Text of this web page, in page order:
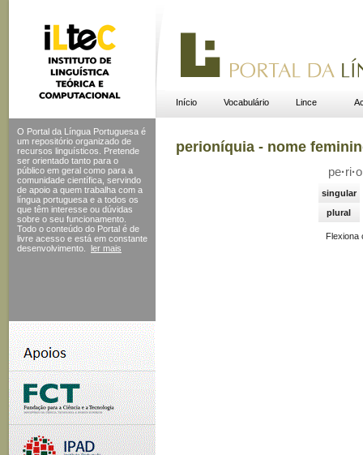
Início Vocabulário Lince
O Portal da Língua Portuguesa é
um repositório organizado de
recursos linguísticos. Pretende
ser orientado tanto para o
público em geral como para a
comunidade científica, servindo
de apoio a quem trabalha com a
língua portuguesa e a todos os
que têm interesse ou dúvidas
sobre o seu funcionamento.
Todo o conteúdo do Portal é de
livre acesso e está em constante
desenvolvimento.
ler mais
perioníquia - nome
pe·ri·o
singular
plural
Flexiona